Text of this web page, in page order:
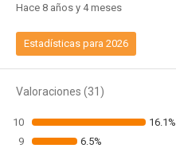
Hace 8 años y 4 meses
Estadísticas para 2026
Valoraciones (31)
10
16.1%
9
6.5%